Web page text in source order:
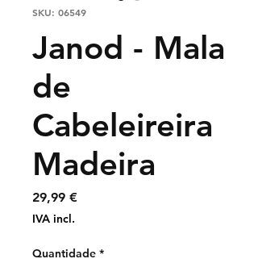
SKU: 06549
Janod - Mala
de
Cabeleireira
Madeira
29,99 €Preço
IVA incl.
Quantidade *